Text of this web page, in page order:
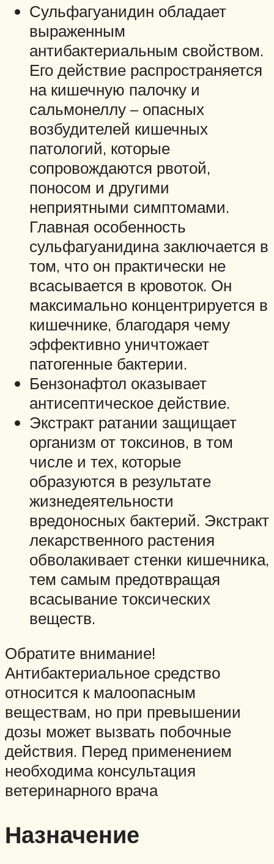
Сульфагуанидин обладает
выраженным
антибактериальным свойством.
Его действие распространяется
на кишечную палочку и
сальмонеллу – опасных
возбудителей кишечных
патологий, которые
сопровождаются рвотой,
поносом и другими
неприятными симптомами.
Главная особенность
сульфагуанидина заключается в
том, что он практически не
всасывается в кровоток. Он
максимально концентрируется в
кишечнике, благодаря чему
эффективно уничтожает
патогенные бактерии.
Бензонафтол оказывает
антисептическое действие.
Экстракт ратании защищает
организм от токсинов, в том
числе и тех, которые
образуются в результате
жизнедеятельности
вредоносных бактерий. Экстракт
лекарственного растения
обволакивает стенки кишечника,
тем самым предотвращая
всасывание токсических
веществ.
Обратите внимание!
Антибактериальное средство
относится к малоопасным
веществам, но при превышении
дозы может вызвать побочные
действия. Перед применением
необходима консультация
ветеринарного врача
Назначение